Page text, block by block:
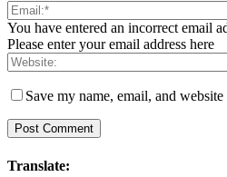
You have entered an incorrect email
Please enter your email address here
Save my name, email, and
Translate: